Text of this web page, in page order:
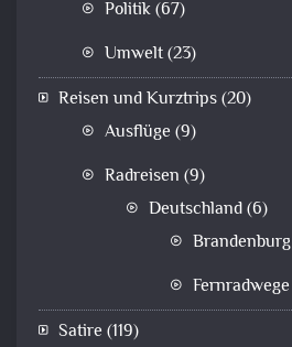
Politik(67)
Umwelt(23)
Reisen und Kurztrips(20)
Ausflüge (9)
Radreisen (9)
Deutschland(6)
Brandenburg
Fernradwege
Satire (119)